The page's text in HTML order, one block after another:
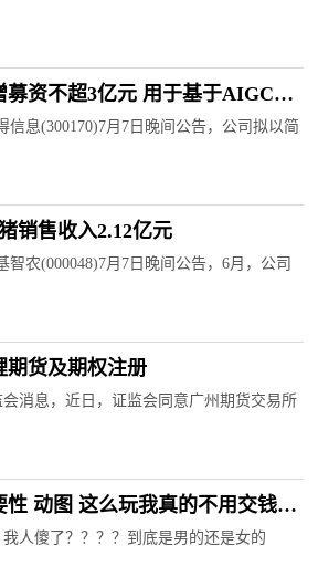
募资不超3亿元 用于基于AIGC的
发项目
信息(300170)7月7日晚间公告，公司拟以简
销售收入2.12亿元
智农(000048)7月7日晚间公告，6月，公司
期货及期权注册
消息，近日，证监会同意广州期货交易所
性 动图 这么玩我真的不用交钱
人傻了？？？？到底是男的还是女的